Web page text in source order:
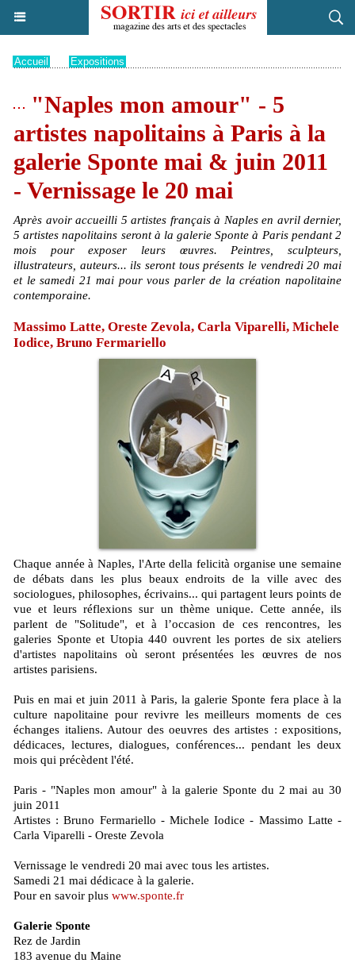
Accueil Expositions
"Naples mon amour" - 5
artistes napolitains à Paris à la
galerie Sponte mai & juin 2011
- Vernissage le 20 mai
Après avoir accueilli 5 artistes français à Naples en avril dernier,
5 artistes napolitains seront à la galerie Sponte à Paris pendant 2
mois pour exposer leurs œuvres. Peintres, sculpteurs,
illustrateurs, auteurs... ils seront tous présents le vendredi 20 mai
et le samedi 21 mai pour vous parler de la création napolitaine
contemporaine.
Massimo Latte, Oreste Zevola, Carla Viparelli, Michele
Iodice, Bruno Fermariello
Chaque année à Naples, l'Arte della felicità organise une semaine
de débats dans les plus beaux endroits de la ville avec des
sociologues, philosophes, écrivains... qui partagent leurs points de
vue et leurs réflexions sur un thème unique. Cette année, ils
parlent de "Solitude", et à l’occasion de ces rencontres, les
galeries Sponte et Utopia 440 ouvrent les portes de six ateliers
d'artistes napolitains où seront présentées les œuvres de nos
artistes parisiens.
Puis en mai et juin 2011 à Paris, la galerie Sponte fera place à la
culture napolitaine pour revivre les meilleurs moments de ces
échanges italiens. Autour des oeuvres des artistes : expositions,
dédicaces, lectures, dialogues, conférences... pendant les deux
mois qui précèdent l'été.
Paris - "Naples mon amour" à la galerie Sponte du 2 mai au 30
juin 2011
Artistes : Bruno Fermariello - Michele Iodice - Massimo Latte -
Carla Viparelli - Oreste Zevola
Vernissage le vendredi 20 mai avec tous les artistes.
Samedi 21 mai dédicace à la galerie.
Pour en savoir plus www.sponte.fr
Galerie Sponte
Rez de Jardin
183 avenue du Maine